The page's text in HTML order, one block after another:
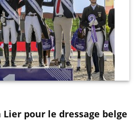
pour le dressage belge